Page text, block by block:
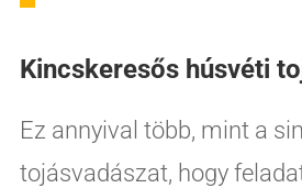
Kincskeresős húsvéti
Ez annyival több, mint a
tojásvadászat, hogy